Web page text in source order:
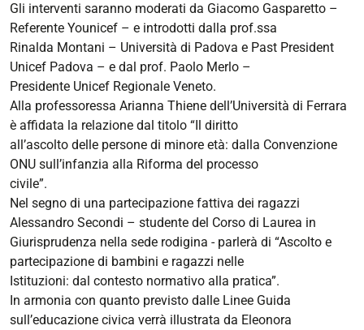
Diritto
all’ascolto
e
alla
partecipazione
in
un
mondo
che
cambia
2025-
09-
09T14:30:00+02:00
2025-
09-
09T18:30:00+02:00
Gli interventi saranno moderati da Giacomo Gasparetto –
Referente Younicef – e introdotti dalla prof.ssa
Rinalda Montani – Università di Padova e Past President
Unicef Padova – e dal prof. Paolo Merlo –
Presidente Unicef Regionale Veneto.
Alla professoressa Arianna Thiene dell’Università di Ferrara
è affidata la relazione dal titolo “Il diritto
all’ascolto delle persone di minore età: dalla Convenzione
ONU sull’infanzia alla Riforma del processo
civile”.
Nel segno di una partecipazione fattiva dei ragazzi
Alessandro Secondi – studente del Corso di Laurea in
Giurisprudenza nella sede rodigina - parlerà di “Ascolto e
partecipazione di bambini e ragazzi nelle
Istituzioni: dal contesto normativo alla pratica”.
In armonia con quanto previsto dalle Linee Guida
sull’educazione civica verrà illustrata da Eleonora